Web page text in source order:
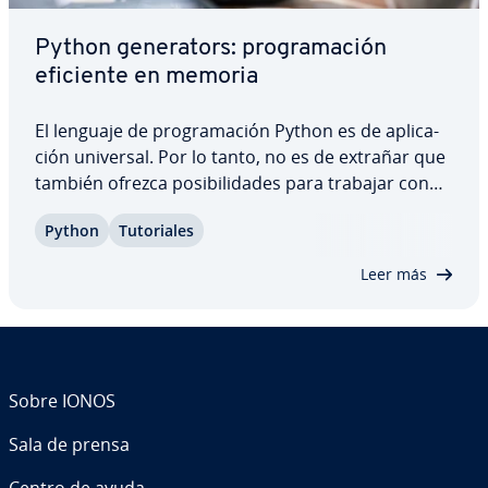
Python ge­ne­ra­to­rs: pro­gra­ma­ción
eficiente en memoria
El lenguaje de pro­gra­ma­ción Python es de apli­ca­
ción universal. Por lo tanto, no es de extrañar que
también ofrezca po­si­bi­li­da­des para trabajar con
infinitas de números. La solución para los casos de
Python Tu­to­ria­les
Leer más
Sobre IONOS
Sala de prensa